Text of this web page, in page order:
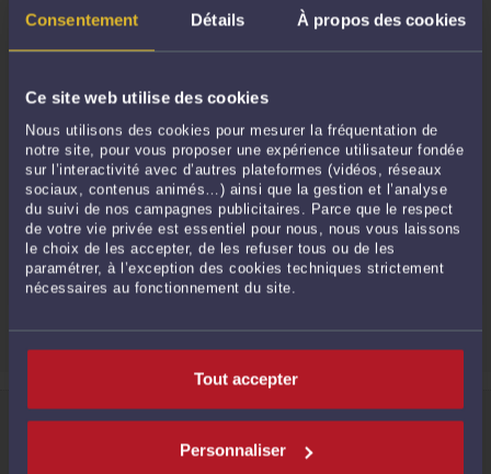
Consentement Détails À propos des cookies
Ce site web utilise des cookies
Nous utilisons des cookies pour mesurer la fréquentation de
notre site, pour vous proposer une expérience utilisateur fondée
sur l’interactivité avec d’autres plateformes (vidéos, réseaux
sociaux, contenus animés…) ainsi que la gestion et l’analyse
du suivi de nos campagnes publicitaires. Parce que le respect
de votre vie privée est essentiel pour nous, nous vous laissons
le choix de les accepter, de les refuser tous ou de les
paramétrer, à l’exception des cookies techniques strictement
nécessaires au fonctionnement du site.
Tout accepter
Personnaliser
Référence du paiement :
Message(facultatif)
CONTINUER
Informations relatives à la protection de vos données
met en œuvre un traitement de données caractère personnel en vue de la création de votre compte
pour pouvoir accéder aux services proposés par la plateforme et bénéficier de ces derniers.